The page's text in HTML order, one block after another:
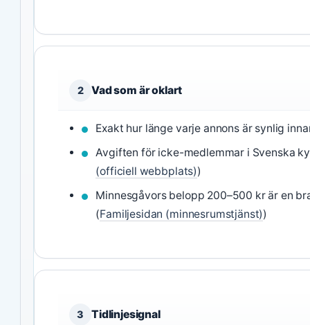
2 Vad som är oklart
Exakt hur länge varje annons är synlig
Avgiften för icke-medlemmar i Svenska
(officiell webbplats))
Minnesgåvors belopp 200–500 kr är en
(Familjesidan (minnesrumstjänst))
3 Tidlinjesignal